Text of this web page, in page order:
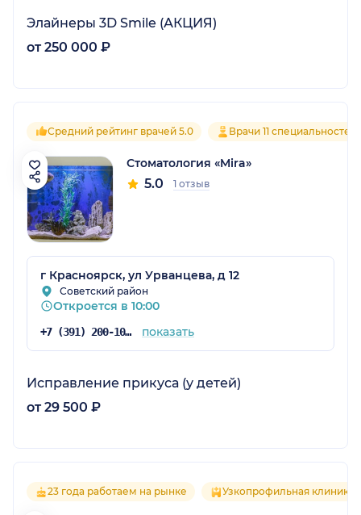
Элайнеры 3D Smile (АКЦИЯ)
от 250 000 ₽
Средний рейтинг врачей 5.0 Врачи 11 специальностей
Стоматология «Mira»
5.0 1 отзыв
г Красноярск, ул Урванцева, д 12
Советский район
Откроется в 10:00
+7 (391) 200-10-00 показать
Исправление прикуса (у детей)
от 29 500 ₽
23 года работаем на рынке Узкопрофильная клиника